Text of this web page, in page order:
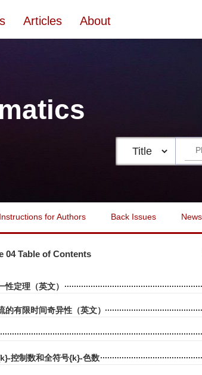
Articles About
Instructions for Authors Back Issues News
04 Table of Contents
性定理（英文）
的有限时间奇异性（英文）
控制数和全符号{k}-色数